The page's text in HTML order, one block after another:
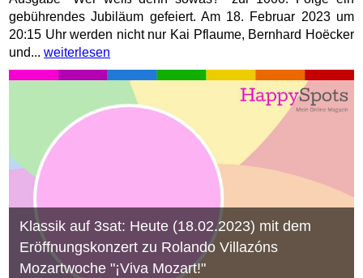
gebührendes Jubiläum gefeiert. Am 18. Februar 2023 um
20:15 Uhr werden nicht nur Kai Pflaume, Bernhard Hoëcker
und...weiterlesen
Klassik auf 3sat: Heute (18.02.2023) mit dem
Eröffnungskonzert zu Rolando Villazóns
Mozartwoche "¡Viva Mozart!"